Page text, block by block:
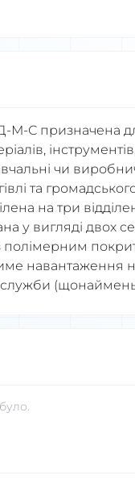
призначена
чи
та
на три
у вигляді двох
полімерним
навантаження
служби